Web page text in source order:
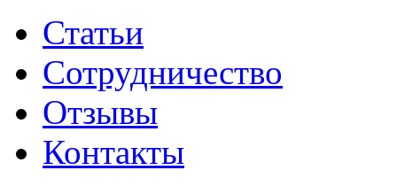
Статьи
Сотрудничество
Отзывы
Контакты